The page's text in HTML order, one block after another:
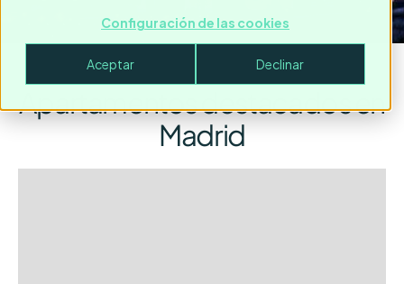
Configuración de las cookies
Aceptar Declinar
Apartamentos destacados en
Madrid